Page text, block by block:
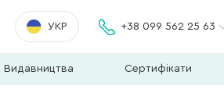
УКР +38 099 562 25 63
Видавництва Сертифікати